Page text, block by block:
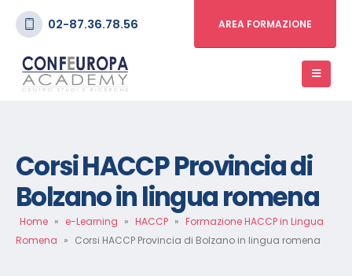
02-87.36.78.56 AREA FORMAZIONE
Corsi HACCP Provincia di
Bolzano in lingua romena
Home » e-Learning » HACCP » Formazione HACCP in Lingua
Romena » Corsi HACCP Provincia di Bolzano in lingua romena